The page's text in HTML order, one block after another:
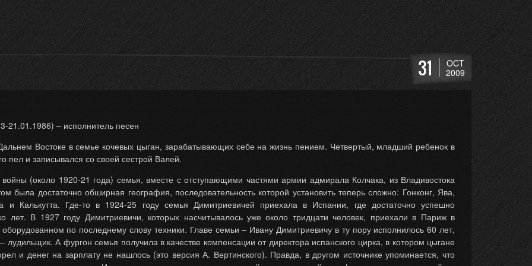
31
OCT
2009
21.01.1986) – исполнитель песен
Востоке в семье кочевых цыган, зарабатывающих себе на жизнь пением. Четвертый, младший ребенок в
пел и записывался со своей сестрой Валей.
(около 1920-21 года) семья, вместе с отступающими частями армии адмирала Колчака, из Владивостока
была достаточно обширная география, последовательность которой установить теперь сложно: Гонконг, Ява,
Калькутта. Где-то в 1924-25 году семья Димитриевичей приехала в Испании, где достаточно успешно
лет. В 1927 году Димитриевичи, которых насчитывалось уже около тридцати человек, приехали в Париж в
по последнему слову техники. Главе семьи – Ивану Димитриевичу в ту пору исполнилось 60 лет,
лудильщик. А фургон семья получила в качестве компенсации от директора испанского цирка, в котором цыгане
и денег на зарплату не нашлось (это версия А. Вертинского). Правда, в другом источнике упоминается, что